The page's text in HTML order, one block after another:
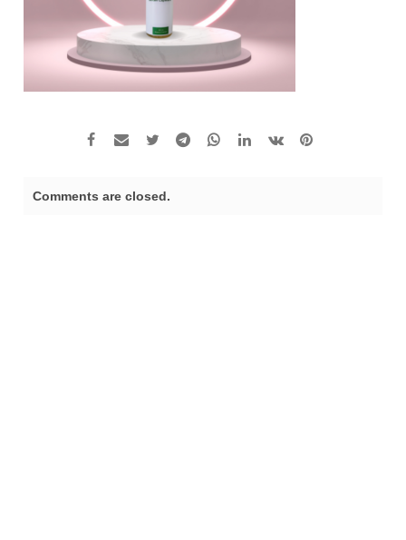
Comments are closed.